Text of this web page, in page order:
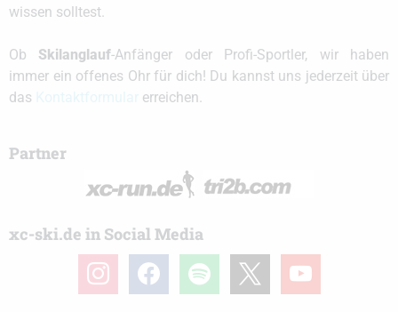
wissen solltest.
Ob Skilanglauf-Anfänger oder Profi-Sportler, wir haben
immer ein offenes Ohr für dich! Du kannst uns jederzeit über
das
erreichen.
Partner
xc-ski.de in Social Media
instagramfacebook spotify youtube